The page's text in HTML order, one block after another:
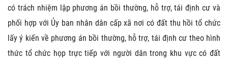
có trách nhiệm lập phương án bồi thường, hỗ trợ, tái định cư và
phối hợp với Ủy ban nhân dân cấp xã nơi có đất thu hồi tổ chức
lấy ý kiến về phương án bồi thường, hỗ trợ, tái định cư theo hình
thức tổ chức họp trực tiếp với người dân trong khu vực có đất